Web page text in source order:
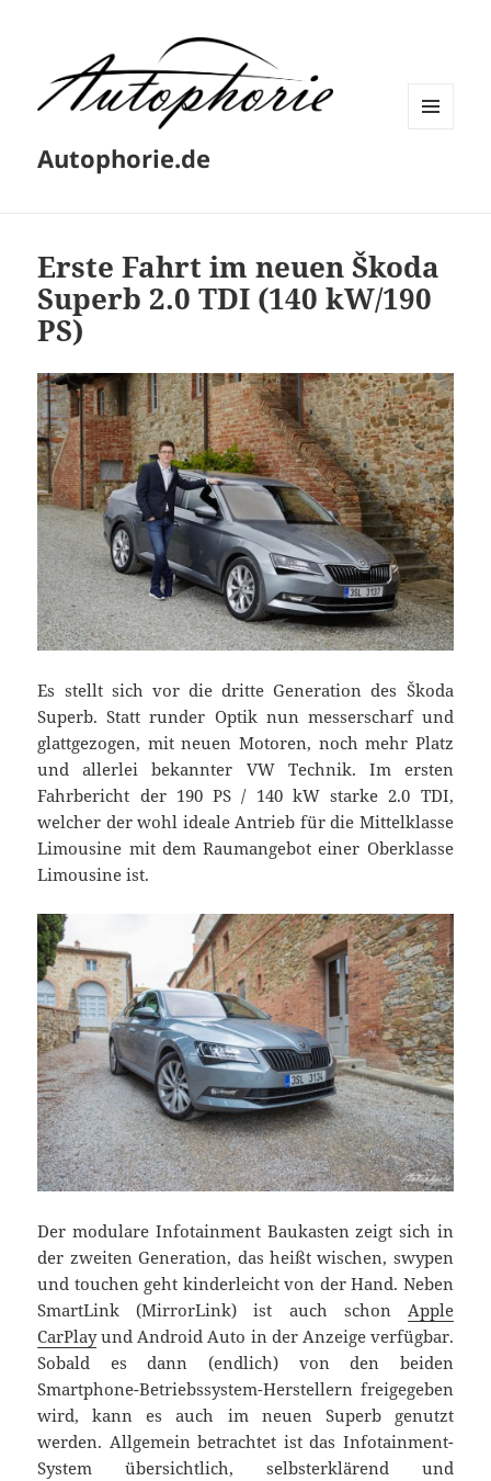
Autophorie.de
Erste Fahrt im neuen Škoda
Superb 2.0 TDI (140 kW/190
PS)
Es stellt sich vor die dritte Generation des Škoda
Superb. Statt runder Optik nun messerscharf und
glattgezogen, mit neuen Motoren, noch mehr Platz
und allerlei bekannter VW Technik. Im ersten
Fahrbericht der 190 PS / 140 kW starke 2.0 TDI,
welcher der wohl ideale Antrieb für die Mittelklasse
Limousine mit dem Raumangebot einer Oberklasse
Limousine ist.
Der modulare Infotainment Baukasten zeigt sich in
der zweiten Generation, das heißt wischen, swypen
und touchen geht kinderleicht von der Hand. Neben
SmartLink (MirrorLink) ist auch schon Apple
CarPlayund Android Auto in der Anzeige verfügbar.
Sobald es dann (endlich) von den beiden
Smartphone-Betriebssystem-Herstellern freigegeben
wird, kann es auch im neuen Superb genutzt
werden. Allgemein betrachtet ist das Infotainment-
System übersichtlich, selbsterklärend und